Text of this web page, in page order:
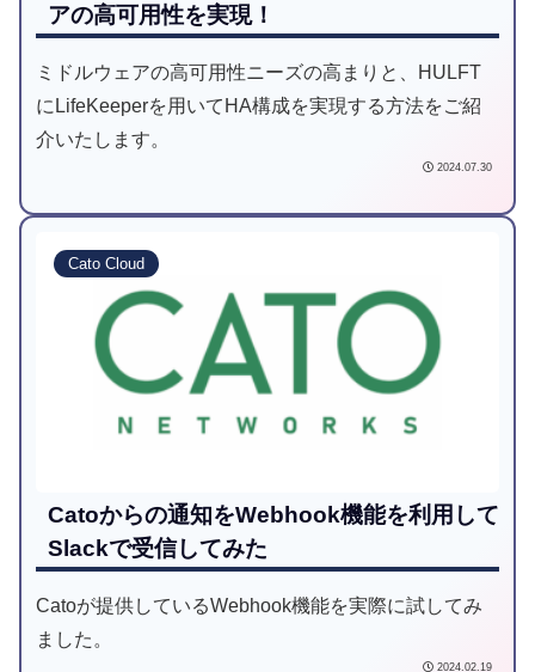
アの高可用性を実現！
ミドルウェアの高可用性ニーズの高まりと、HULFT
にLifeKeeperを用いてHA構成を実現する方法をご紹
介いたします。
2024.07.30
Cato Cloud
Catoからの通知をWebhook機能を利用して
Slackで受信してみた
Catoが提供しているWebhook機能を実際に試してみ
ました。
2024.02.19